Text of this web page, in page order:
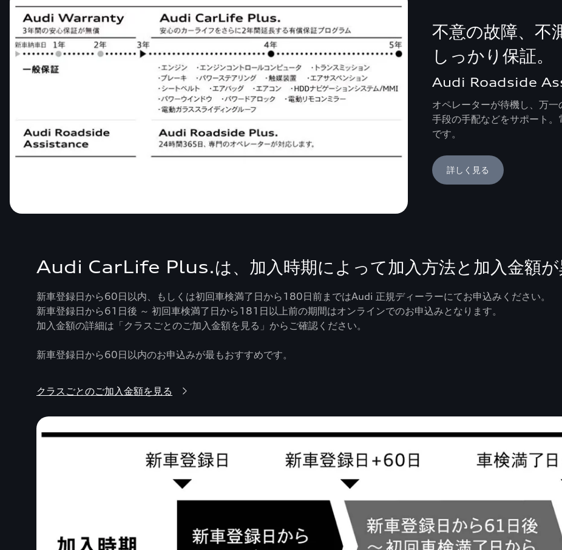
不意の故障、不
しっかり保証。
Audi Roadside
オペレーターが待機し、万
手段の手配などをサポート
です。
詳しく見る
Audi CarLife Plus.は、加入時期によって加入方法と加入金額が
新車登録日から60日以内、もしくは初回車検満了日から180日前まではAudi 正規ディーラーにてお申込みください。
新車登録日から61日後 ～ 初回車検満了日から181日以上前の期間はオンラインでのお申込みとなります。
加入金額の詳細は「クラスごとのご加入金額を見る」からご確認ください。
新車登録日から60日以内のお申込みが最もおすすめです。
クラスごとのご加入金額を見る